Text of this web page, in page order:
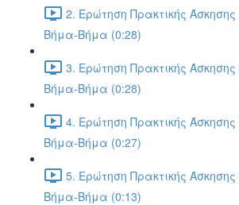
2. Ερώτηση Πρακτικής
Βήμα-Βήμα (0:28)
3. Ερώτηση Πρακτικής
Βήμα-Βήμα (0:28)
4. Ερώτηση Πρακτικής
Βήμα-Βήμα (0:27)
5. Ερώτηση Πρακτικής
Βήμα-Βήμα (0:13)